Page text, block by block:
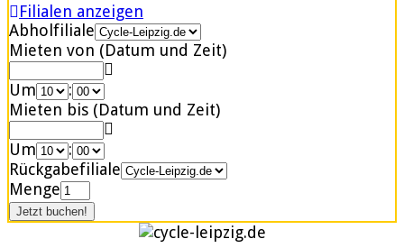
Filialen anzeigen
Abholfiliale
Mieten von (Datum und Zeit)
Um
:
Mieten bis (Datum und Zeit)
Um
:
Rückgabefiliale
Menge